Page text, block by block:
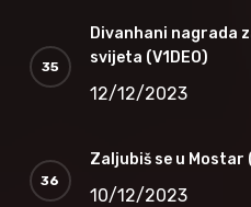
Divanhani nagrada
svijeta (V1DEO)
12/12/2023
Zaljubiš se u Mostar
10/12/2023